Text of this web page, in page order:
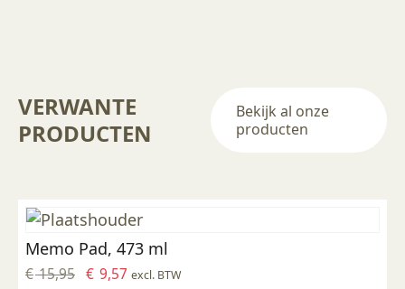
VERWANTE
PRODUCTEN
Bekijk al onze
producten
Memo Pad, 473 ml
€15,95 Oorspronkelijke
€ 9,57 Huidige
excl. BTW